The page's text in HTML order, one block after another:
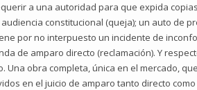
a una autoridad para que expida
constitucional (queja); un auto de
por no interpuesto un incidente de
de amparo directo (reclamación). Y
obra completa, única en el mercado,
en el juicio de amparo tanto directo